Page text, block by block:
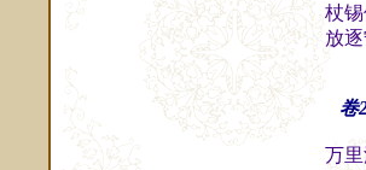
杖
放
卷
万